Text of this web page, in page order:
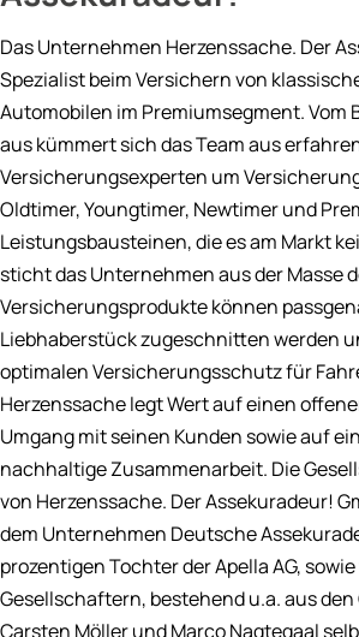
Das Unternehmen Herzenssache. Der
Spezialist beim Versichern von
Automobilen im Premiumsegment. Vom
aus kümmert sich das Team aus
Versicherungsexperten um
Oldtimer, Youngtimer, Newtimer und
Leistungsbausteinen, die es am Markt
sticht das Unternehmen aus der Masse
Versicherungsprodukte können
Liebhaberstück zugeschnitten werden
optimalen Versicherungsschutz für
Herzenssache legt Wert auf einen
Umgang mit seinen Kunden sowie auf
nachhaltige Zusammenarbeit. Die
von Herzenssache. Der Assekuradeur!
dem Unternehmen Deutsche
prozentigen Tochter der Apella AG,
Gesellschaftern, bestehend u.a. aus
Carsten Möller und Marco Nagtegaal